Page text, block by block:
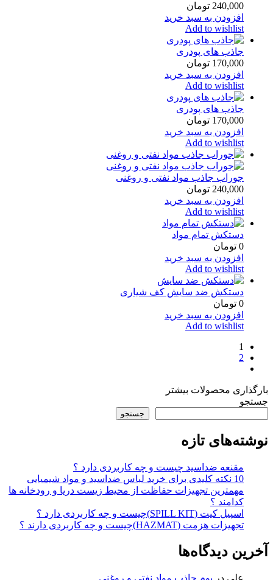
240,000 تومان
افزودن به سبد خرید
Add to wishlist
جاذب های پودری
170,000 تومان
افزودن به سبد خرید
Add to wishlist
جاذب های پودری
170,000 تومان
افزودن به سبد خرید
Add to wishlist
جوراب جاذب مواد نفتی و روغنی
240,000 تومان
افزودن به سبد خرید
Add to wishlist
دستکش تمام مواد
0 تومان
افزودن به سبد خرید
Add to wishlist
دستکش ضد سایش کف شیاری
0 تومان
افزودن به سبد خرید
Add to wishlist
1
2
بارگذاری محصولات بیشتر
جستجو
جستجو
نوشته‌های تازه
مقنعه ضداسید چیست و چه کاربردی دارد ؟
10 نکته کلیدی برای خرید لباس ضداسید و مواد شیمیایی
مهمترین تجهیزات حفاظت از محیط زیست دریا و رودخانه ها
کدامند ؟
اسپیل کیت (SPILL KIT)چیست و چه کاربردی دارد ؟
تجهیزات هزمت (HAZMAT)چیست و چه کاربردی دارند ؟
آخرین دیدگاه‌ها
علی در بوم جاذب مواد نفتی و روغنی